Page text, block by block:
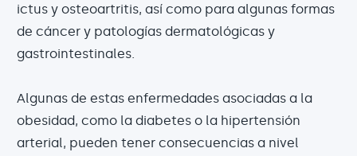
ictus y osteoartritis, así como para algunas formas
de cáncer y patologías dermatológicas y
gastrointestinales.
Algunas de estas enfermedades asociadas a la
obesidad, como la diabetes o la hipertensión
arterial, pueden tener consecuencias a nivel